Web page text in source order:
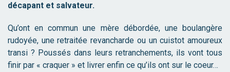
décapant et salvateur.
Qu’ont en commun une mère débordée, une boulangère
rudoyée, une retraitée revancharde ou un cuistot amoureux
transi ? Poussés dans leurs retranchements, ils vont tous
finir par « craquer » et livrer enfin ce qu’ils ont sur le coeur…